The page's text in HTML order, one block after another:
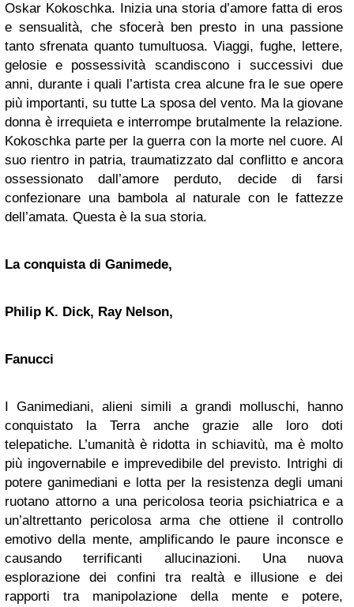
Oskar Kokoschka. Inizia una storia d’amore fatta di eros
e sensualità, che sfocerà ben presto in una passione
tanto sfrenata quanto tumultuosa. Viaggi, fughe, lettere,
gelosie e possessività scandiscono i successivi due
anni, durante i quali l’artista crea alcune fra le sue opere
più importanti, su tutte La sposa del vento. Ma la giovane
donna è irrequieta e interrompe brutalmente la relazione.
Kokoschka parte per la guerra con la morte nel cuore. Al
suo rientro in patria, traumatizzato dal conflitto e ancora
ossessionato dall’amore perduto, decide di farsi
confezionare una bambola al naturale con le fattezze
dell’amata. Questa è la sua storia.
La conquista di Ganimede,
Philip K. Dick, Ray Nelson,
Fanucci
I Ganimediani, alieni simili a grandi molluschi, hanno
conquistato la Terra anche grazie alle loro doti
telepatiche. L’umanità è ridotta in schiavitù, ma è molto
più ingovernabile e imprevedibile del previsto. Intrighi di
potere ganimediani e lotta per la resistenza degli umani
ruotano attorno a una pericolosa teoria psichiatrica e a
un’altrettanto pericolosa arma che ottiene il controllo
emotivo della mente, amplificando le paure inconsce e
causando terrificanti allucinazioni. Una nuova
esplorazione dei confini tra realtà e illusione e dei
rapporti tra manipolazione della mente e potere,